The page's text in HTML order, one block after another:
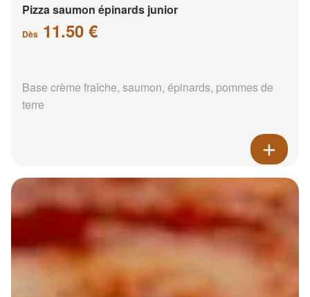
Pizza saumon épinards junior
Dès 11.50 €
Base crème fraîche, saumon, épinards, pommes de
terre